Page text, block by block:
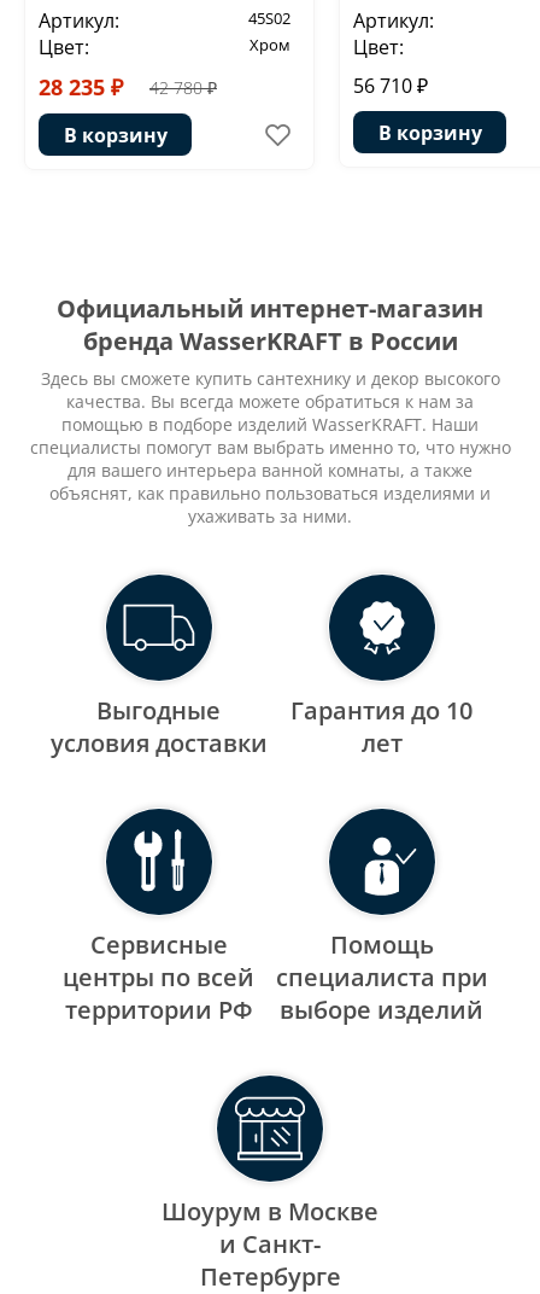
Артикул: 45S02
Цвет: Хром
28 235 ₽ 42 780 ₽
В корзину
Артикул:
Цвет:
56 710 ₽
В корзину
Официальный интернет-магазин
бренда WasserKRAFT в России
Здесь вы сможете купить сантехнику и декор высокого
качества. Вы всегда можете обратиться к нам за
помощью в подборе изделий WasserKRAFT. Наши
специалисты помогут вам выбрать именно то, что нужно
для вашего интерьера ванной комнаты, а также
объяснят, как правильно пользоваться изделиями и
ухаживать за ними.
Выгодные
уcловия доставки
Гарантия до 10
лет
Сервисные
центры по всей
территории РФ
Помощь
специалиста при
выборе изделий
Шоурум в Москве
и Санкт-
Петербурге